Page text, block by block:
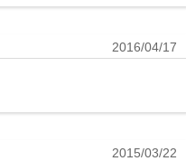
2016/04/17
2015/03/22